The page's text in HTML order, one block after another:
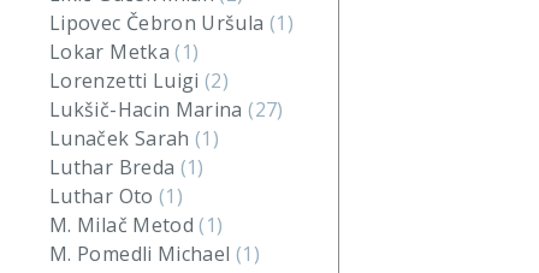
Lipovec Čebron Uršula (1)
Lokar Metka(1)
Lorenzetti Luigi(2)
Lukšič-Hacin Marina(27)
Lunaček Sarah(1)
Luthar Breda (1)
Luthar Oto (1)
M. Milač Metod(1)
M. Pomedli Michael (1)